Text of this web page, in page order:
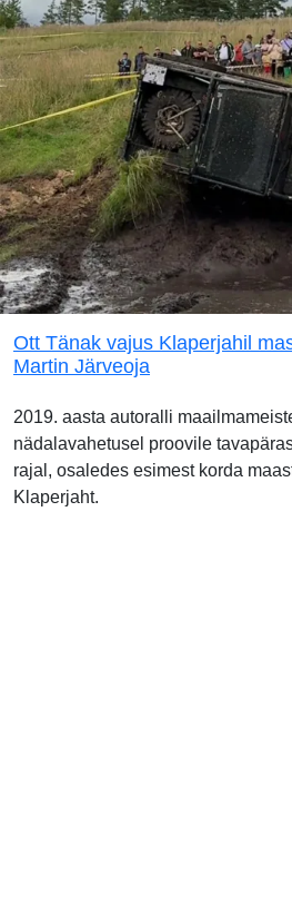
Ott Tänak vajus Klaperjahil
Martin Järveoja
2019. aasta autoralli
nädalavahetusel proovile
rajal, osaledes esimest korda
Klaperjaht.